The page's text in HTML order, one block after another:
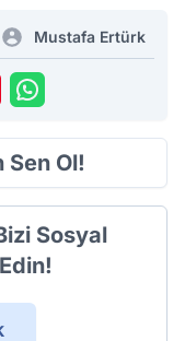
Mustafa Ertürk
Sen Ol!
Sosyal